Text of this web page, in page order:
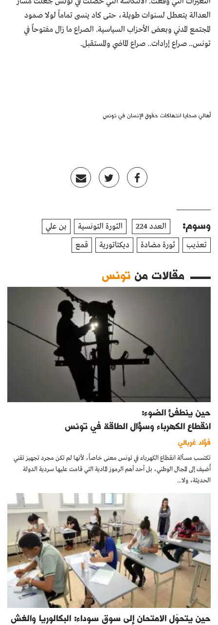
العدالة يتعطل لسنوات طويلة، حتى كاد ينسى تماماً لولا صمود
المجتمع المدني وبعض الأحزاب السياسية. الصراع ما زال مفتوحاً في
تونس.. صراع إرادات.. صراع الماضي والمستقبل.
أهالي ضحايا انتهاكات حقوق الإنسان في تونس
وسوم: العدد 224 الثورة التونسية
بن علي
تعذيب
ثورة مضادة ديكتاتورية قمع
مقالات من تونس
حين ينطفئ الضوء:
انقطاع الكهرباء وسؤال الطاقة في تونس
فؤاد غربالي
تكتسب مسألة انقطاع الكهرباء في تونس معنى خاصاً، لأنها لم تكن مجرد تجهيز تقني
أُضيف إلى المجال الوطني، بل أحد أهم الرموز المادية التي قامت عليها سردية الدولة
الحديثة، ولا...
حين يتحوّل الامتحان إلى سوق سوداء: البكالوريا والغش